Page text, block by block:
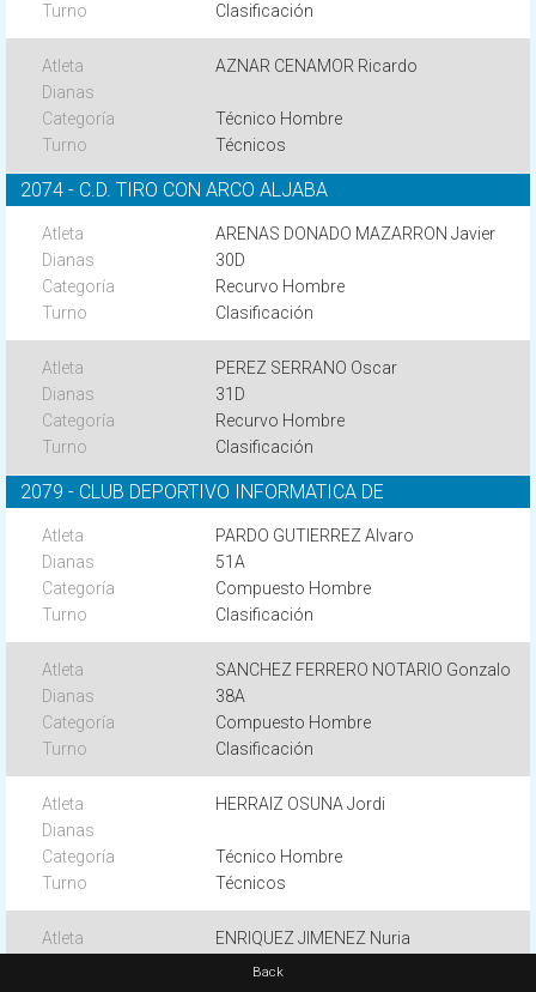
Clasificación
AZNAR CENAMOR Ricardo
Técnico Hombre
Técnicos
2074 - C.D. TIRO CON ARCO ALJABA
ARENAS DONADO MAZARRON Javier
30D
Recurvo Hombre
Clasificación
PEREZ SERRANO Oscar
31D
Recurvo Hombre
Clasificación
2079 - CLUB DEPORTIVO INFORMATICA DE
PARDO GUTIERREZ Alvaro
51A
Compuesto Hombre
Clasificación
SANCHEZ FERRERO NOTARIO Gonzalo
38A
Compuesto Hombre
Clasificación
HERRAIZ OSUNA Jordi
Técnico Hombre
Técnicos
ENRIQUEZ JIMENEZ Nuria
Back